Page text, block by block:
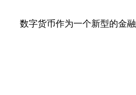
数字货币作为一个新型的金